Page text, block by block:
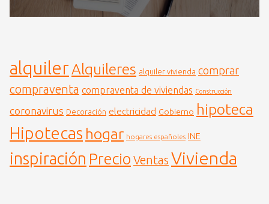
alquiler Alquileres alquiler vivienda comprar
compraventa compraventa de viviendas Construcción
coronavirus Decoración electricidad Gobierno hipoteca
Hipotecas hogar hogares españoles INE
inspiración Precio Ventas Vivienda